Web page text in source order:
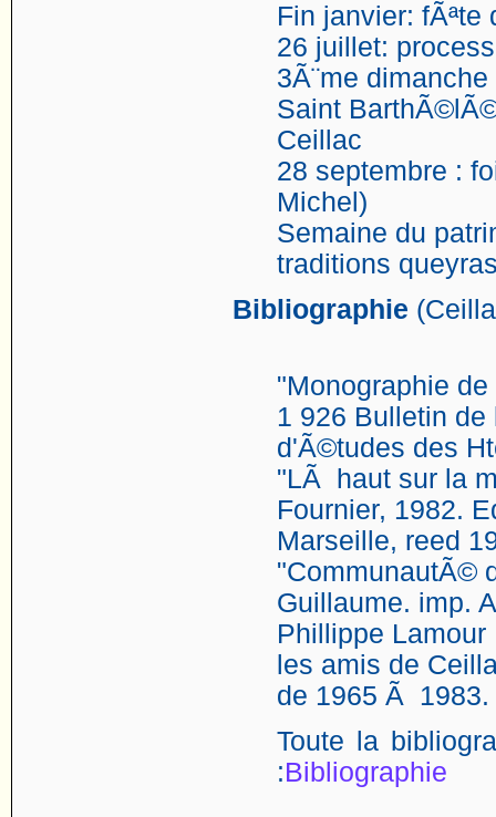
Fin janvier: fÃªte
26 juillet:
3Ã¨me
Saint
Ceillac
28 septembre :
Michel)
Semaine du
traditions
Bibliographie
"Monographie
1 926 Bulletin
d'Ã©tudes des
"LÃ haut sur la
Fournier, 1982.
Marseille, reed
"CommunautÃ©
Guillaume. imp.
Phillippe
les amis de
de 1965 Ã 1983.
Toute la
:Bibliographie